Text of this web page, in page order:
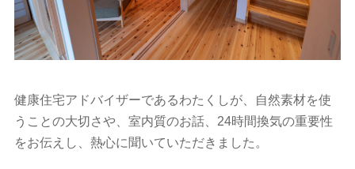
健康住宅アドバイザーであるわたくしが、自然素材を使
うことの大切さや、室内質のお話、24時間換気の重要性
をお伝えし、熱心に聞いていただきました。